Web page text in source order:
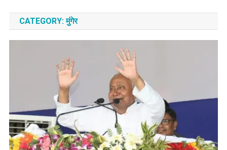
CATEGORY:मुंगेर